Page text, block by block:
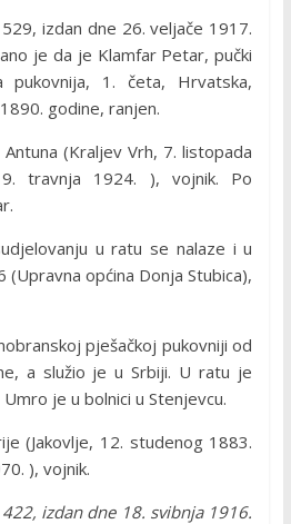
izdan dne 26. veljače 1917.
je da je Klamfar Petar, pučki
pukovnija, 1. četa, Hrvatska,
godine, ranjen.
Antuna (Kraljev Vrh, 7. listopada
travnja 1924. ), vojnik. Po
u ratu se nalaze i u
(Upravna općina Donja Stubica),
pješačkoj pukovniji od
a služio je u Srbiji. U ratu je
je u bolnici u Stenjevcu.
(Jakovlje, 12. studenog 1883.
), vojnik.
izdan dne 18. svibnja 1916.